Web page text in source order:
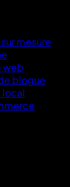
mesure
web
blogue
local